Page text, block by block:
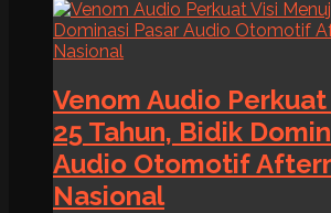
Venom Audio
25 Tahun, Bidik
Audio Otomotif
Nasional